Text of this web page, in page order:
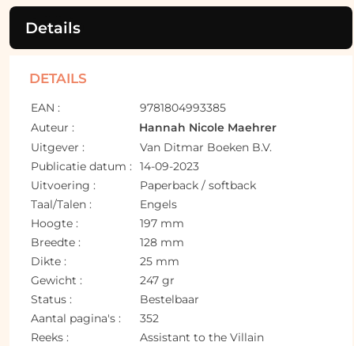
Details
DETAILS
EAN :
9781804993385
Auteur :
Hannah Nicole Maehrer
Uitgever :
Van Ditmar Boeken B.V.
Publicatie datum :
14-09-2023
Uitvoering :
Paperback / softback
Taal/Talen :
Engels
Hoogte :
197 mm
Breedte :
128 mm
Dikte :
25 mm
Gewicht :
247 gr
Status :
Bestelbaar
Aantal pagina's :
352
Reeks :
Assistant to the Villain